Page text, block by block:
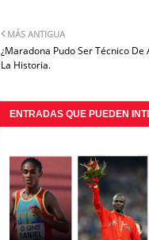
MÁS ANTIGUA
¿Maradona Pudo Ser Técnico
La Historia.
ENTRADAS QUE PUEDEN